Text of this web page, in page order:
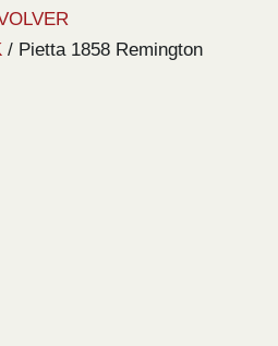
/ Pietta 1858 Remington